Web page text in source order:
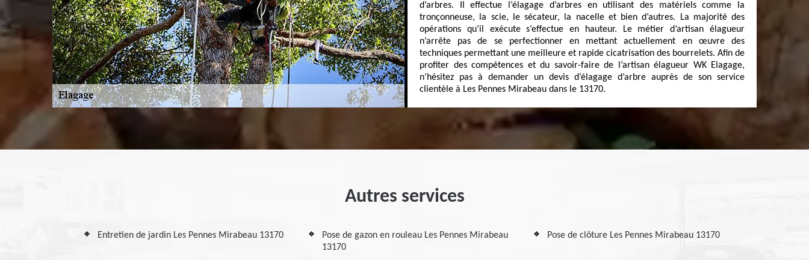
d’arbres. Il effectue l’élagage d’arbres en utilisant des matériels comme la
tronçonneuse, la scie, le sécateur, la nacelle et bien d’autres. La majorité des
opérations qu’il exécute s’effectue en hauteur. Le métier d’artisan élagueur
n’arrête pas de se perfectionner en mettant actuellement en œuvre des
techniques permettant une meilleure et rapide cicatrisation des bourrelets. Afin de
profiter des compétences et du savoir-faire de l’artisan élagueur WK Elagage,
n’hésitez pas à demander un devis d’élagage d’arbre auprès de son service
clientèle à Les Pennes Mirabeau dans le 13170.
Autres services
Entretien de jardin Les Pennes Mirabeau 13170
Pose de gazon en rouleau Les Pennes Mirabeau
13170
Pose de clôture Les Pennes Mirabeau 13170